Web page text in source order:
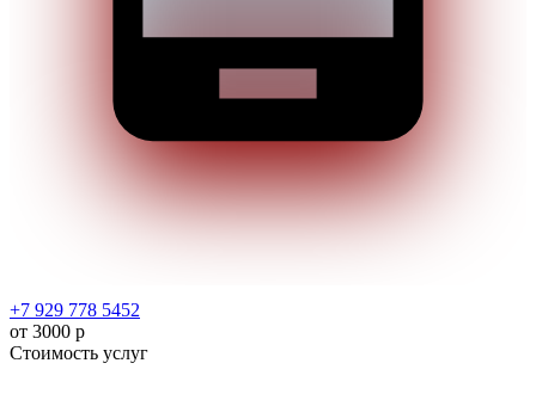
+7 929 778 5452
от 3000 р
Стоимость услуг